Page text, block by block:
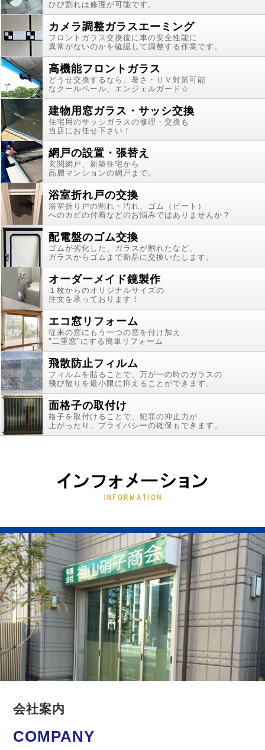
ひび割れは修理が可能です。
カメラ調整ガラスエーミング
フロントガラス交換後に車の安全性能に
異常がないのかを確認して調整する作業です。
高機能フロントガラス
どうせ交換するなら、暑さ・ＵＶ対策可能
なクールベール、エンジェルガード☆
建物用窓ガラス・サッシ交換
住宅用のサッシガラスの修理・交換も
当店にお任せ下さい！
網戸の設置・張替え
玄関網戸、新築住宅から
高層マンションの網戸まで。
浴室折れ戸の交換
浴室折り戸の割れ・汚れ、ゴム（ビート）
へのカビの付着などのお悩みではありませんか？
配電盤のゴム交換
ゴムが劣化した、ガラスが割れたなど、
ガラスからゴムまで新品に交換いたします。
オーダーメイド鏡製作
１枚からのオリジナルサイズの
注文を承っております！
エコ窓リフォーム
従来の窓にもう一つの窓を付け加え
"二重窓"にする簡単リフォーム
飛散防止フィルム
フィルムを貼ることで、万が一の時のガラスの
飛び散りを最小限に抑えることができます。
面格子の取付け
格子を取付けることで、犯罪の抑止力が
上がったり、プライバシーの確保もできます。
会社案内
COMPANY